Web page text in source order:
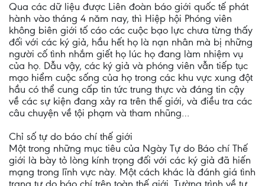
Qua các dữ liệu được Liên đoàn báo giới quốc tế phát
hành vào tháng 4 năm nay, thì Hiệp hội Phóng viên
không biên giới tố cáo các cuộc bạo lực chưa từng thấy
đối với các ký giả, hầu hết họ là nạn nhân mà bị những
người cố tình nhắm giết họ lúc họ đang làm nhiệm vụ
của họ. Dẫu vậy, các ký giả và phóng viên vẫn tiếp tục
mạo hiểm cuộc sống của họ trong các khu vực xung đột
hầu có thể cung cấp tin tức trung thực và đáng tin cậy
về các sự kiện đang xảy ra trên thế giới, và điều tra các
câu chuyện về tội phạm và tham nhũng…
Chỉ số tự do báo chí thế giới
Một trong những mục tiêu của Ngày Tự do Báo chí Thế
giới là bày tỏ lòng kính trọng đối với các ký giả đã hiến
mạng trong lĩnh vực này. Một cách khác là đánh giá tình
trạng tự do báo chí trên toàn thế giới. Tường trình về tự